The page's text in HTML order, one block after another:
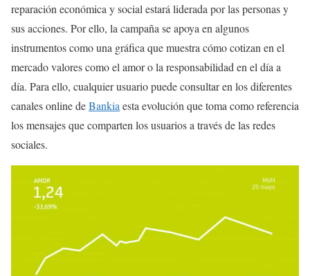
reparación económica y social estará liderada por las personas y
sus acciones. Por ello, la campaña se apoya en algunos
instrumentos como una gráfica que muestra cómo cotizan en el
mercado valores como el amor o la responsabilidad en el día a
día. Para ello, cualquier usuario puede consultar en los diferentes
canales online deBankia esta evolución que toma como referencia
los mensajes que comparten los usuarios a través de las redes
sociales.